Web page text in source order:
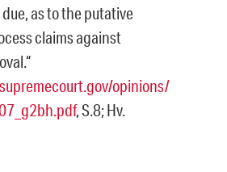
as to the putative
claims against
opinions/
, S.8; Hv.